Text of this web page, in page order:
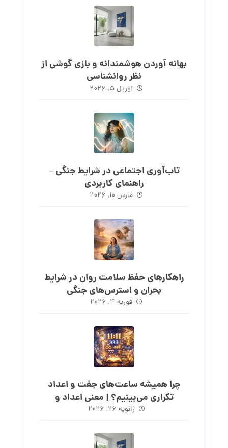
بهانه آوردن هوشمندانه و بازی گوشی از
نظر روانشناسی
آوریل ۵, ۲۰۲۶
تاب‌آوری اجتماعی در شرایط جنگی –
راهنمای کاربردی
مارس ۱۰, ۲۰۲۶
راهکارهای حفظ سلامت روان در شرایط
بحران و استرس‌های جنگی
فوریه ۴, ۲۰۲۶
چرا همیشه ساعت‌های جفت و اعداد
تکراری می‌بینیم؟ | معنی اعداد و
ساعت‌های روند
ژانویه ۲۶, ۲۰۲۶